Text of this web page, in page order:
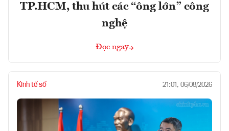
TP.HCM, thu hút các “ông lớn” công
nghệ
Đọc ngay
Kinh tế số 21:01, 06/08/2026